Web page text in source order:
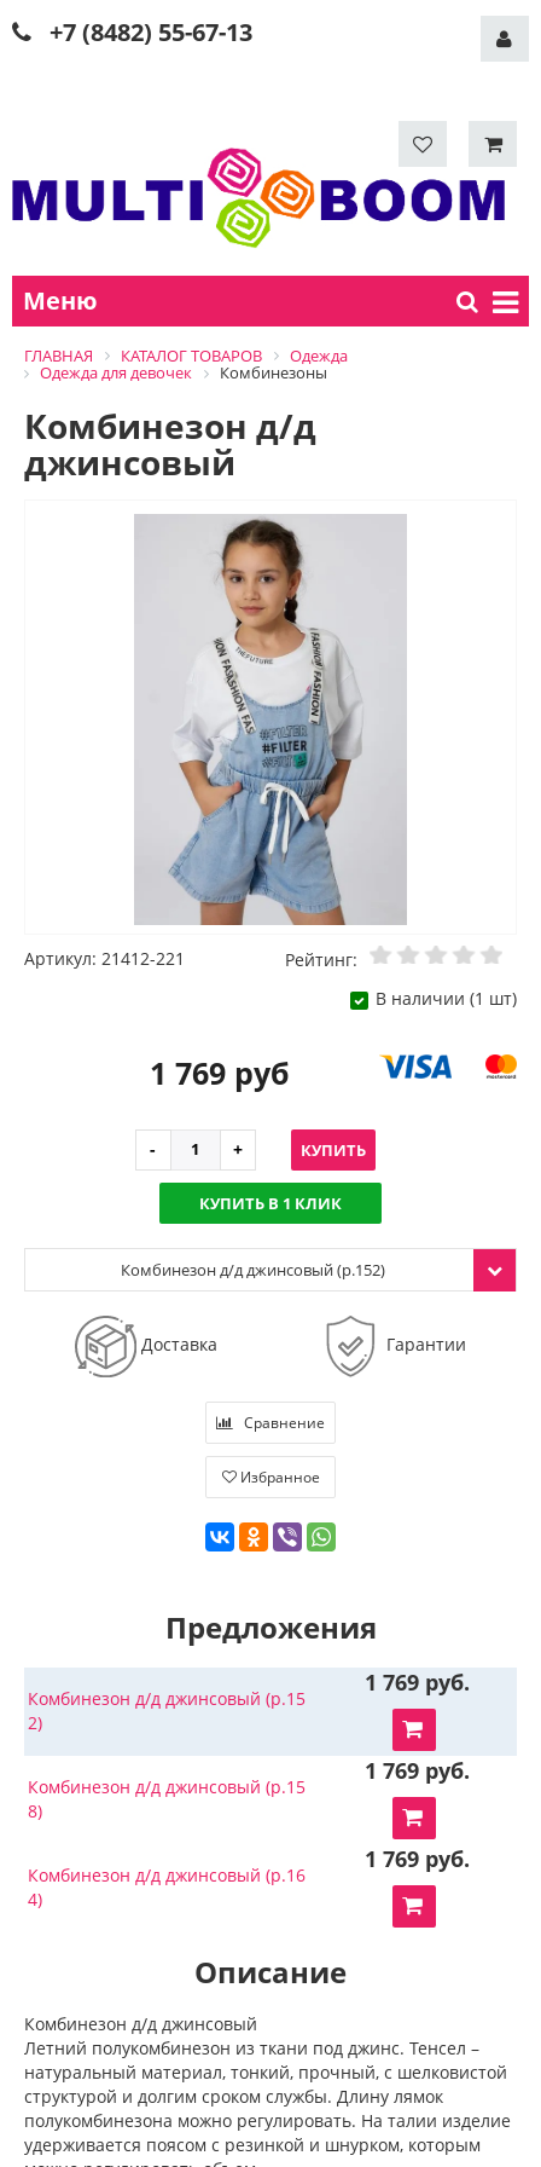
+7 (8482) 55-67-13
Меню
ГЛАВНАЯ КАТАЛОГ ТОВАРОВ
Одежда
Одежда для девочек
Комбинезоны
Комбинезон д/д
джинсовый
Артикул: 21412-221
Рейтинг:
В наличии (1 шт)
1 769 руб
КУПИТЬ
КУПИТЬ В 1 КЛИК
Комбинезон д/д джинсовый (р.152)
Доставка Гарантии
Сравнение
Избранное
Предложения
Комбинезон д/д джинсовый (р.15
2)
1 769 руб.
Комбинезон д/д джинсовый (р.15
8)
1 769 руб.
Комбинезон д/д джинсовый (р.16
4)
1 769 руб.
Описание
Комбинезон д/д джинсовый
Летний полукомбинезон из ткани под джинс. Тенсел –
натуральный материал, тонкий, прочный, с шелковистой
структурой и долгим сроком службы. Длину лямок
полукомбинезона можно регулировать. На талии изделие
удерживается поясом с резинкой и шнурком, которым